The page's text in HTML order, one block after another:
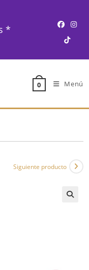
*
0 Menú
Siguiente producto